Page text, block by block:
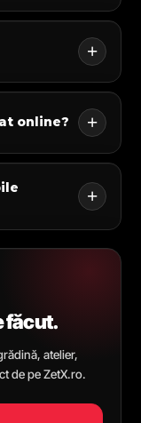
online?
făcut.
atelier,
de pe ZetX.ro.